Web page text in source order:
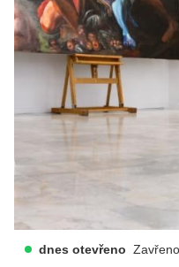
dnes otevřeno Zavřeno